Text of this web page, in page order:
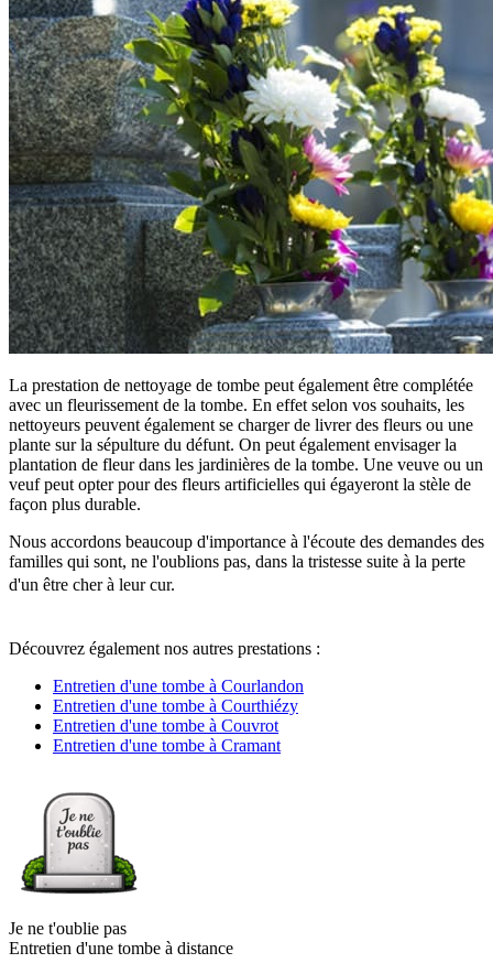
La prestation de nettoyage de tombe peut également être complétée
avec un fleurissement de la tombe. En effet selon vos souhaits, les
nettoyeurs peuvent également se charger de livrer des fleurs ou une
plante sur la sépulture du défunt. On peut également envisager la
plantation de fleur dans les jardinières de la tombe. Une veuve ou un
veuf peut opter pour des fleurs artificielles qui égayeront la stèle de
façon plus durable.
Nous accordons beaucoup d'importance à l'écoute des demandes des
familles qui sont, ne l'oublions pas, dans la tristesse suite à la perte
d'un être cher à leur cur.
Découvrez également nos autres prestations :
Entretien d'une tombe à Courlandon
Entretien d'une tombe à Courthiézy
Entretien d'une tombe à Couvrot
Entretien d'une tombe à Cramant
Je ne t'oublie pas
Entretien d'une tombe à distance